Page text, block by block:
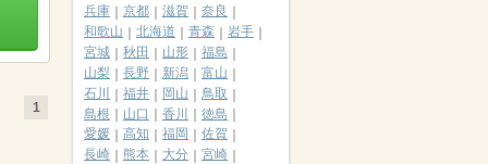
1
兵庫
京都 滋賀
奈良
和歌山
北海道 青森
岩手
宮城
秋田 山形
福島
山梨
長野 新潟
富山
石川
福井 岡山
鳥取
島根
山口 香川
徳島
愛媛
高知 福岡
佐賀
長崎
熊本 大分
宮崎